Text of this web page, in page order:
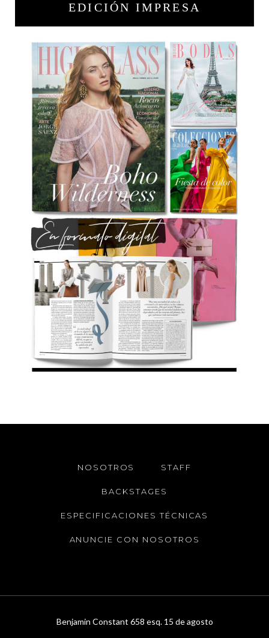
EDICIÓN IMPRESA
NOSOTROS STAFF
BACKSTAGES
ESPECIFICACIONES TÉCNICAS
ANUNCIE CON NOSOTROS
Benjamin Constant 658 esq. 15 de agosto